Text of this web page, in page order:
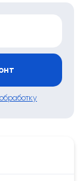
обработку